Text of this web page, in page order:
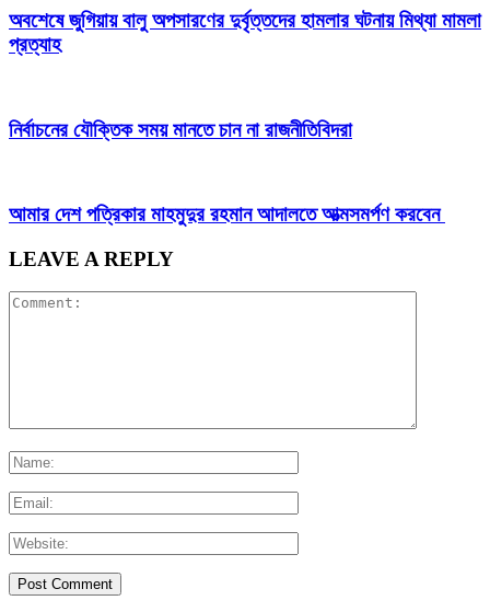
অবশেষে জুগিয়ায় বালু অপসারণের দুর্বৃত্তদের হামলার ঘটনায় মিথ্যা মামলা
প্রত্যাহ
নির্বাচনের যৌক্তিক সময় মানতে চান না রাজনীতিবিদরা
আমার দেশ পত্রিকার মাহমুদুর রহমান আদালতে আত্মসমর্পণ করবেন
LEAVE A REPLY